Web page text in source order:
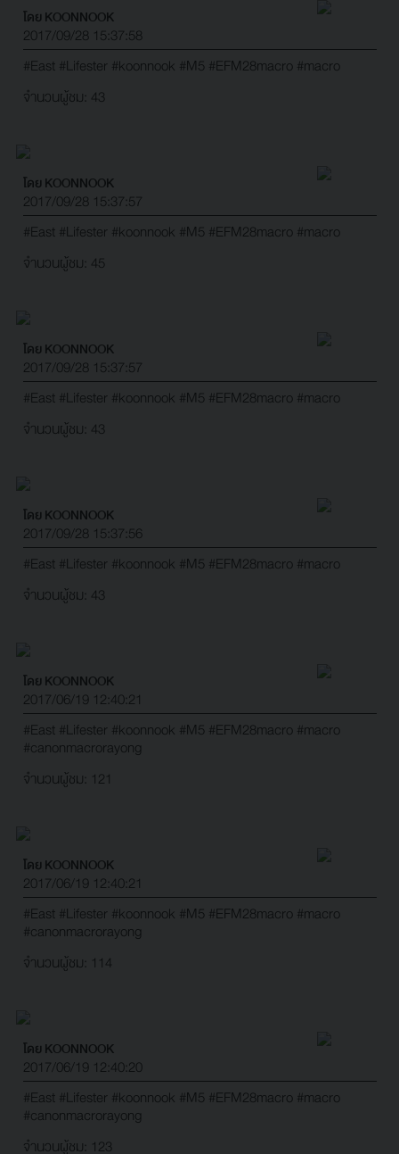
โดย KOONNOOK
2017/09/28 15:37:58
#East #Lifester #koonnook #M5 #EFM28macro #macro
จำนวนผู้ชม: 43
โดย KOONNOOK
2017/09/28 15:37:57
#East #Lifester #koonnook #M5 #EFM28macro #macro
จำนวนผู้ชม: 45
โดย KOONNOOK
2017/09/28 15:37:57
#East #Lifester #koonnook #M5 #EFM28macro #macro
จำนวนผู้ชม: 43
โดย KOONNOOK
2017/09/28 15:37:56
#East #Lifester #koonnook #M5 #EFM28macro #macro
จำนวนผู้ชม: 43
โดย KOONNOOK
2017/06/19 12:40:21
#East #Lifester #koonnook #M5 #EFM28macro #macro
#canonmacrorayong
จำนวนผู้ชม: 121
โดย KOONNOOK
2017/06/19 12:40:21
#East #Lifester #koonnook #M5 #EFM28macro #macro
#canonmacrorayong
จำนวนผู้ชม: 114
โดย KOONNOOK
2017/06/19 12:40:20
#East #Lifester #koonnook #M5 #EFM28macro #macro
#canonmacrorayong
จำนวนผู้ชม: 123